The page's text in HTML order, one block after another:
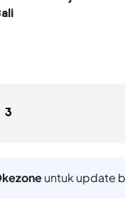
3
untuk update